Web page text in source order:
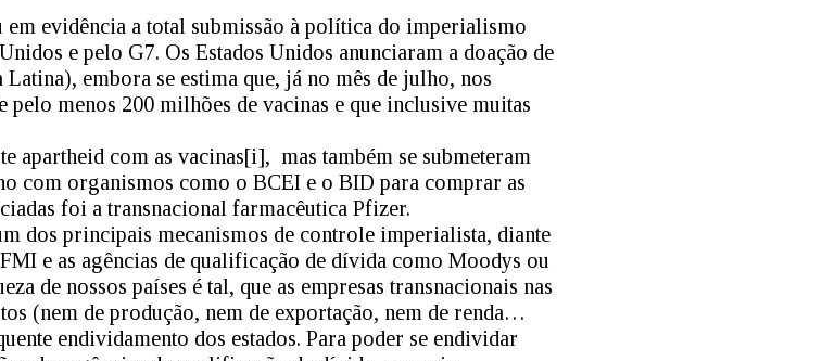
evidência a total submissão à política do imperialismo
e pelo G7. Os Estados Unidos anunciaram a doação de
embora se estima que, já no mês de julho, nos
pelo menos 200 milhões de vacinas e que inclusive muitas
apartheid com as vacinas[i], mas também se submeteram
com organismos como o BCEI e o BID para comprar as
foi a transnacional farmacêutica Pfizer.
dos principais mecanismos de controle imperialista, diante
e as agências de qualificação de dívida como Moodys ou
de nossos países é tal, que as empresas transnacionais nas
(nem de produção, nem de exportação, nem de renda…
endividamento dos estados. Para poder se endividar